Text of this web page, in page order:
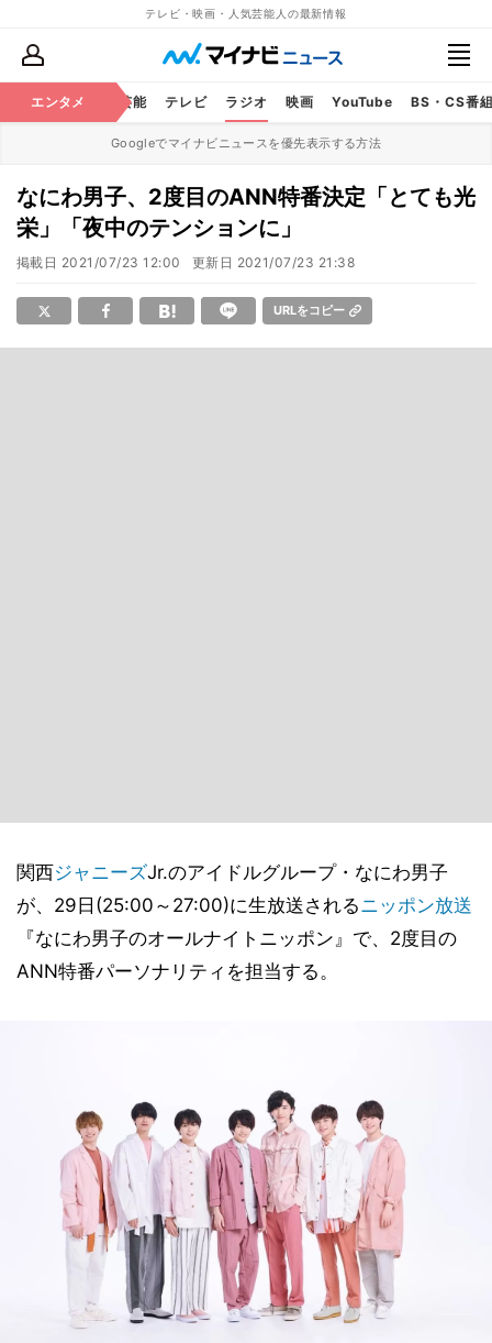
テレビ・映画・人気芸能人の最新情報
エンタメ 芸能 テレビ ラジオ 映画 YouTube BS・CS番
Googleでマイナビニュースを優先表示する方法
なにわ男子、2度目のANN特番決定「とても光
栄」「夜中のテンションに」
掲載日 2021/07/23 12:00 更新日 2021/07/23 21:38
URLをコピー
関西ジャニーズJr.のアイドルグループ・なにわ男子
が、29日(25:00～27:00)に生放送されるニッポン放送
『なにわ男子のオールナイトニッポン』で、2度目の
ANN特番パーソナリティを担当する。